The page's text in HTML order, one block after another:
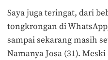
Saya juga teringat, dari
tongkrongan di
sampai sekarang masih
Namanya Josa (31).